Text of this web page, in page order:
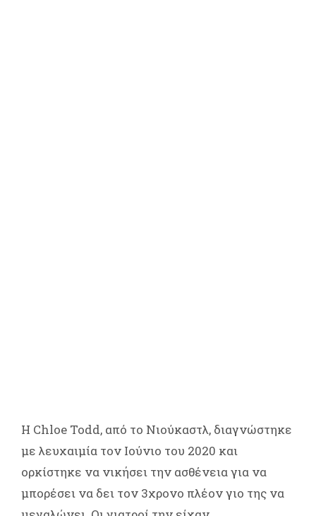
Η Chloe Todd, από το Νιούκαστλ, διαγνώστηκε
με λευχαιμία τον Ιούνιο του 2020 και
ορκίστηκε να νικήσει την ασθένεια για να
μπορέσει να δει τον 3χρονο πλέον γιο της να